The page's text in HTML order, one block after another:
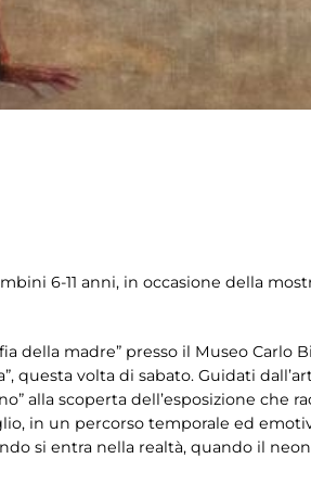
6-11 anni, in occasione della
della madre” presso il Museo Carlo
volta di sabato. Guidati
alla scoperta dell’esposizione che
in un percorso temporale ed
si entra nella realtà, quando il